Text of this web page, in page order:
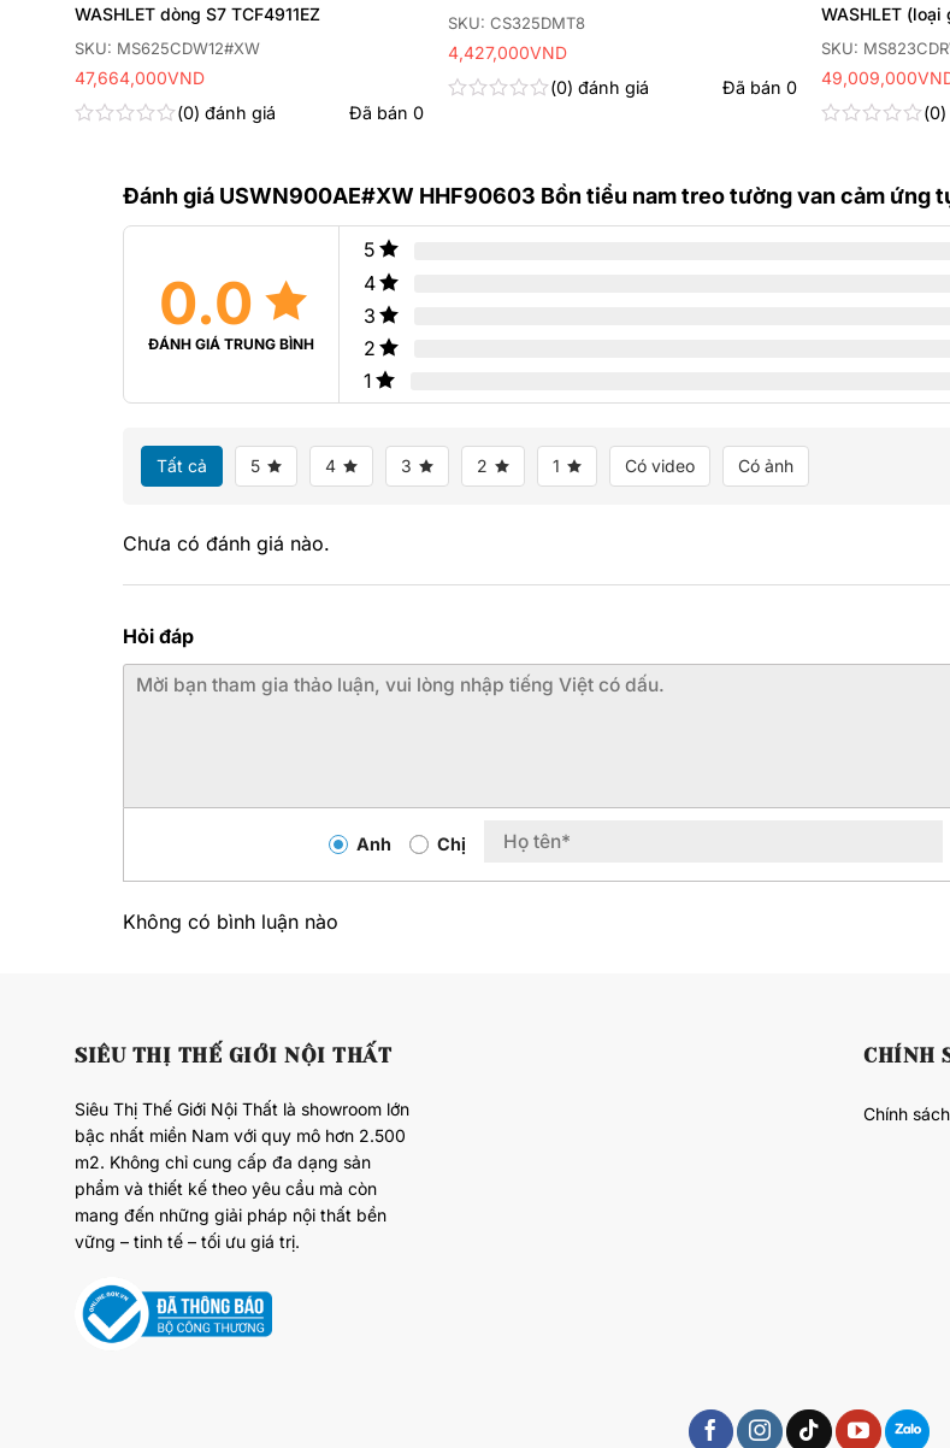
SKU: MS625CDW12#XW
WASHLET dòng S7 TCF4911EZ
0 đánh giá Đã bán0
47,664,000VND
SKU: CS325DMT8
5
0 đánh giá Đã bán0
4,427,000VND SKU:
WASHLET
TCF47360GAA
0
0
49,009,000
Đánh giá USWN900AE#XW HHF90603 Bồn tiểu nam treo tường van cảm ứng
0.0
ĐÁNH GIÁ TRUNG BÌNH
5
4
3
2
1
Tất cả 5 4 3 2 1 Có video Có ảnh
Chưa có đánh giá nào.
Hỏi đáp
Anh Chị
Không có bình luận nào
SIÊU THỊ THẾ GIỚI NỘI THẤT
Siêu Thị Thế Giới Nội Thất là showroom lớn
bậc nhất miền Nam với quy mô hơn 2.500
m2. Không chỉ cung cấp đa dạng sản
phẩm và thiết kế theo yêu cầu mà còn
mang đến những giải pháp nội thất bền
vững – tinh tế – tối ưu giá trị.
CHÍNH
Chính